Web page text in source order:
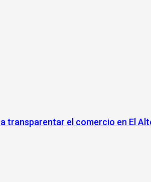
transparentar el comercio en El